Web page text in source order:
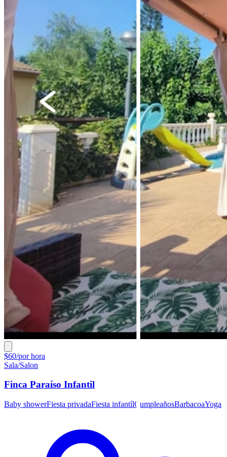
$60/por hora
Sala/Salon
Finca Paraíso Infantil
Baby showerFiesta privadaFiesta infantílCumpleañosBarbacoaYoga